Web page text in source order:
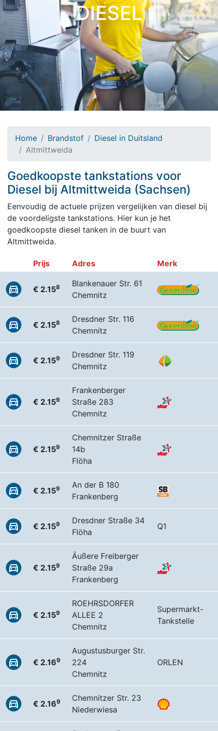
DIESEL
Home Brandstof
Diesel in Duitsland
Altmittweida
Goedkoopste tankstations voor
Diesel bij Altmittweida (Sachsen)
Eenvoudig de actuele prijzen vergelijken van diesel bij
de voordeligste tankstations. Hier kun je het
goedkoopste diesel tanken in de buurt van
Altmittweida.
Prijs Adres Merk
€ 2.158
Blankenauer Str. 61
Chemnitz
€ 2.158
Dresdner Str. 116
Chemnitz
€ 2.159
Dresdner Str. 119
Chemnitz
€ 2.159
Frankenberger
Straße 283
Chemnitz
€ 2.159
Chemnitzer Straße
14b
Flöha
€ 2.159
An der B 180
Frankenberg
€ 2.159
Dresdner Straße 34
Flöha
Q1
€ 2.159
Äußere Freiberger
Straße 29a
Frankenberg
€ 2.159
ROEHRSDORFER
ALLEE 2
Chemnitz
Supermarkt-
Tankstelle
€ 2.169
Augustusburger Str.
224
Chemnitz
ORLEN
€ 2.169
Chemnitzer Str. 23
Niederwiesa